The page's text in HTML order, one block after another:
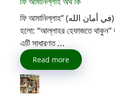
ফি আমানিল্লাহ” (في أمان الله) একটি আরবি বাক্যাংশ। এর অর্থ
হলো: “আল্লাহর হেফাজতে থাকুন”
এটি সাধারণত ...
Read more